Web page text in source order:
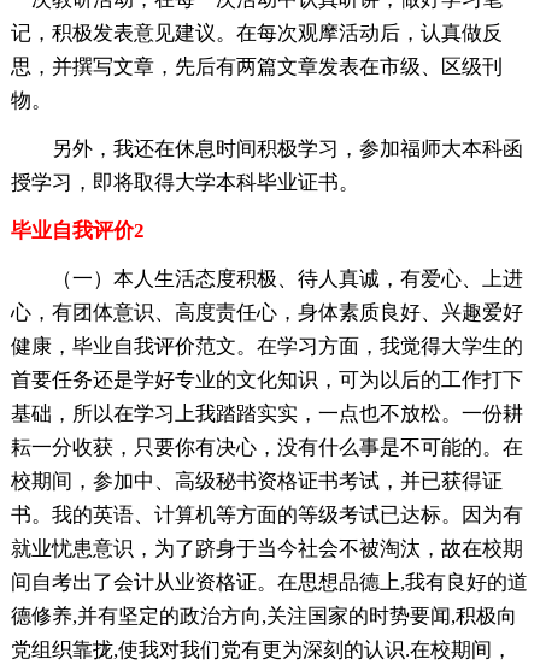
记，积极发表意见建议。在每次观摩活动后，认真做反
思，并撰写文章，先后有两篇文章发表在市级、区级刊
物。
另外，我还在休息时间积极学习，参加福师大本科函
授学习，即将取得大学本科毕业证书。
毕业自我评价2
（一）本人生活态度积极、待人真诚，有爱心、上进
心，有团体意识、高度责任心，身体素质良好、兴趣爱好
健康，毕业自我评价范文。在学习方面，我觉得大学生的
首要任务还是学好专业的文化知识，可为以后的工作打下
基础，所以在学习上我踏踏实实，一点也不放松。一份耕
耘一分收获，只要你有决心，没有什么事是不可能的。在
校期间，参加中、高级秘书资格证书考试，并已获得证
书。我的英语、计算机等方面的等级考试已达标。因为有
就业忧患意识，为了跻身于当今社会不被淘汰，故在校期
间自考出了会计从业资格证。在思想品德上,我有良好的道
德修养,并有坚定的政治方向,关注国家的时势要闻,积极向
党组织靠拢,使我对我们党有更为深刻的认识.在校期间，